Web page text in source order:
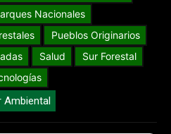
Nacionales
Pueblos Originarios
Salud
Sur Forestal
Ambiental